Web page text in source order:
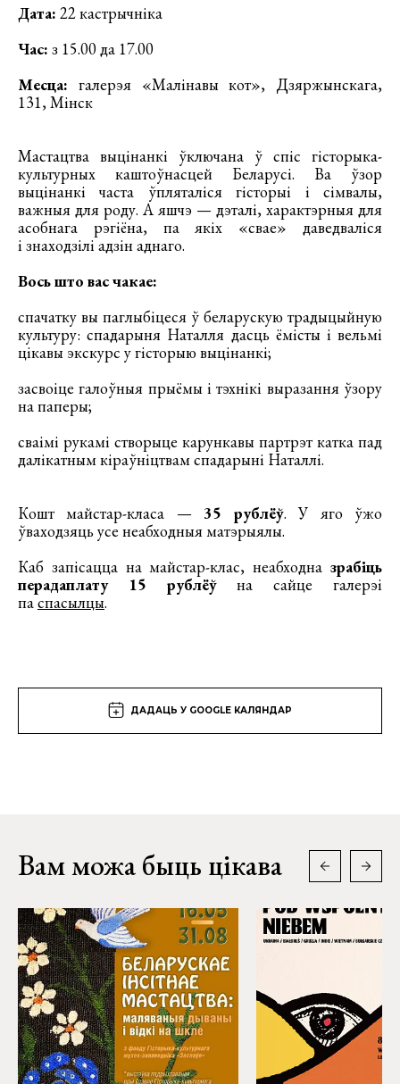
Дата: 22 кастрычніка
Час: з 15.00 да 17.00
Месца: галерэя «Малінавы кот», Дзяржынскага,
131, Мінск
Мастацтва выцінанкі ўключана ў спіс гісторыка-
культурных каштоўнасцей Беларусі. Ва ўзор
выцінанкі часта ўпляталіся гісторыі і сімвалы,
важныя для роду. А яшчэ — дэталі, характэрныя для
асобнага рэгіёна, па якіх «свае» даведваліся
і знаходзілі адзін аднаго.
Вось што вас чакае:
спачатку вы паглыбіцеся ў беларускую традыцыйную
культуру: спадарыня Наталля дасць ёмісты і вельмі
цікавы экскурс у гісторыю выцінанкі;
засвоіце галоўныя прыёмы і тэхнікі выразання ўзору
на паперы;
сваімі рукамі створыце карункавы партрэт катка пад
далікатным кіраўніцтвам спадарыні Наталлі.
Кошт майстар-класа — 35 рублёў. У яго ўжо
ўваходзяць усе неабходныя матэрыялы.
Каб запісацца на майстар-клас, неабходна зрабіць
перадаплату 15 рублёўна сайце галерэі
паспасылцы.
ДАДАЦЬ У GOOGLE КАЛЯНДАР
Вам можа быць цікава